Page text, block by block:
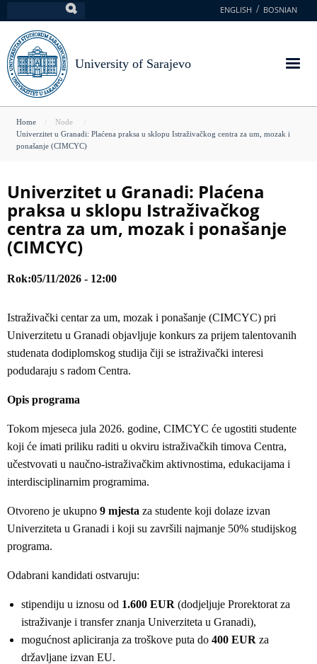
to
main
content
ENGLISH BOSNIAN
University of Sarajevo
You
are
Home
Node
Univerzitet u Granadi: Plaćena praksa u sklopu Istraživačkog centra za um, mozak i
ponašanje (CIMCYC)
Univerzitet u Granadi: Plaćena
praksa u sklopu Istraživačkog
centra za um, mozak i ponašanje
(CIMCYC)
Rok 05/11/2026 - 12:00
Istraživački centar za um, mozak i ponašanje (CIMCYC) pri
Univerzitetu u Granadi objavljuje konkurs za prijem talentovanih
studenata dodiplomskog studija čiji se istraživački interesi
podudaraju s radom Centra.
Opis programa
Tokom mjeseca jula 2026. godine, CIMCYC će ugostiti studente
koji će imati priliku raditi u okviru istraživačkih timova Centra,
učestvovati u naučno-istraživačkim aktivnostima, edukacijama i
interdisciplinarnim programima.
Otvoreno je ukupno 9 mjesta za studente koji dolaze izvan
Univerziteta u Granadi i koji su završili najmanje 50% studijskog
programa.
Odabrani kandidati ostvaruju:
stipendiju u iznosu od 1.600 EUR (dodjeljuje Prorektorat za
istraživanje i transfer znanja Univerziteta u Granadi),
mogućnost apliciranja za troškove puta do 400 EUR za
državljane izvan EU.